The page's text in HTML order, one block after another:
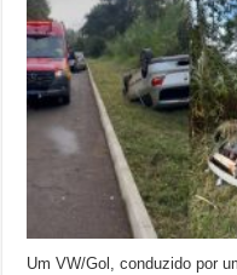
após
veículo
capotar
na
SC-
135
Um VW/Gol, conduzido por